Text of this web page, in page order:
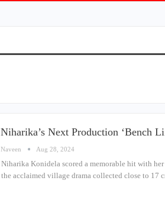
Niharika’s Next Production ‘Bench
Naveen Aug 28, 2024
Niharika Konidela scored a memorable hit with
the acclaimed village drama collected close to